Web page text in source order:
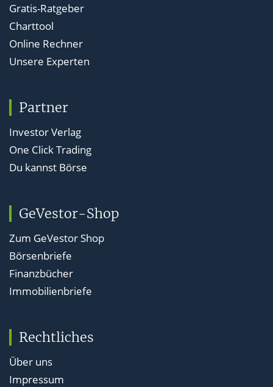
Orderarten zum Kauf von Aktien: Wann welche
sinnvoll ist
von Wertpapieren erteilen. Wann welche Orderarten
Orderzusatz „Kassa“/“variabel“: Die richtige
Wahl bei Wertpapierorders
Orderzusatz „Kassa“ oder „variabel“: Orderzusätze gibt
es so einige. Hier erklärt GeVestor den Unterschied
Gratis-Ratgeber
Charttool
Online Rechner
Unsere Experten
Partner
Investor Verlag
One Click Trading
Du kannst Börse
GeVestor-Shop
Zum GeVestor Shop
Börsenbriefe
Finanzbücher
Immobilienbriefe
Rechtliches
Über uns
Impressum